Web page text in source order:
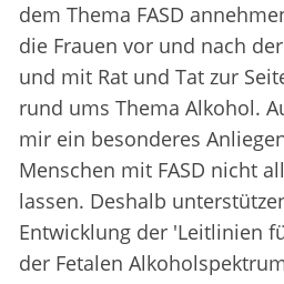
dem Thema FASD
die Frauen vor und nach
und mit Rat und Tat zur
rund ums Thema Alkohol.
mir ein besonderes
Menschen mit FASD nicht
lassen. Deshalb
Entwicklung der 'Leitlinien
der Fetalen